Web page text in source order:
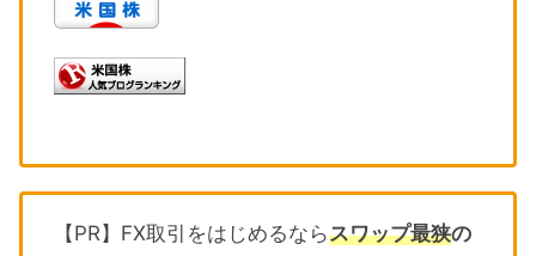
【PR】FX取引をはじめるならスワップ最狭の